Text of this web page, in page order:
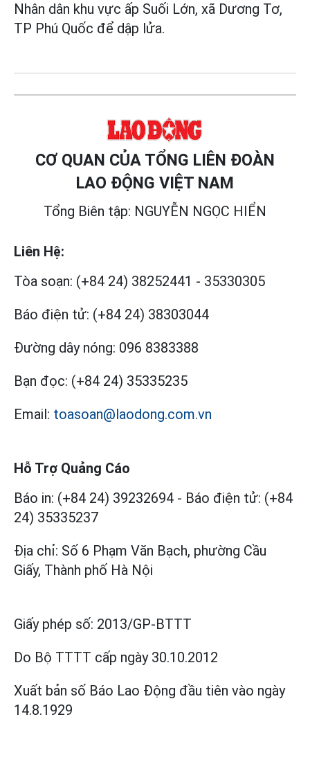
Nhân dân khu vực ấp Suối Lớn, xã Dương Tơ,
TP Phú Quốc để dập lửa.
CƠ QUAN CỦA TỔNG LIÊN ĐOÀN
LAO ĐỘNG VIỆT NAM
Tổng Biên tập: NGUYỄN NGỌC HIỂN
Liên Hệ:
Tòa soạn: (+84 24) 38252441 - 35330305
Báo điện tử: (+84 24) 38303044
Đường dây nóng: 096 8383388
Bạn đọc: (+84 24) 35335235
Email: toasoan@laodong.com.vn
Hỗ Trợ Quảng Cáo
Báo in: (+84 24) 39232694 - Báo điện tử: (+84
24) 35335237
Địa chỉ: Số 6 Phạm Văn Bạch, phường Cầu
Giấy, Thành phố Hà Nội
Giấy phép số: 2013/GP-BTTT
Do Bộ TTTT cấp ngày 30.10.2012
Xuất bản số Báo Lao Động đầu tiên vào ngày
14.8.1929